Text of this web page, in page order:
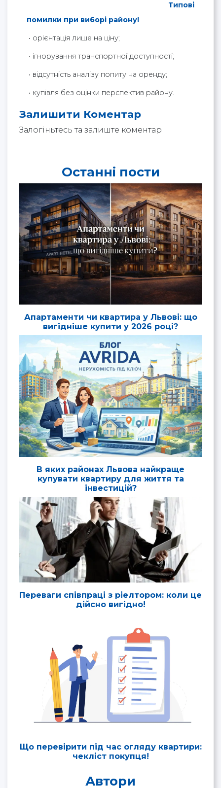
Типові
помилки при виборі району!
• орієнтація лише на ціну;
• ігнорування транспортної доступності;
• відсутність аналізу попиту на оренду;
• купівля без оцінки перспектив району.
Залишити Коментар
Залогіньтесь та залиште коментар
Останні пости
Апартаменти чи квартира у Львові: що
вигідніше купити у 2026 році?
В яких районах Львова найкраще
купувати квартиру для життя та
інвестицій?
Переваги співпраці з ріелтором: коли це
дійсно вигідно!
Що перевірити під час огляду квартири:
чекліст покупця!
Автори